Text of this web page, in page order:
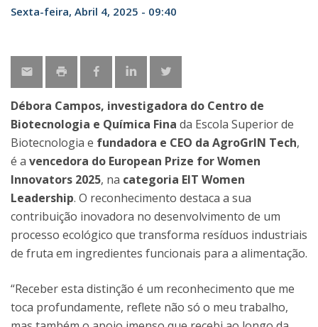
Sexta-feira, Abril 4, 2025 - 09:40
Débora Campos, investigadora do Centro de
Biotecnologia e Química Fina da Escola Superior de
Biotecnologia e fundadora e CEO da AgroGrIN Tech,
é a vencedora do European Prize for Women
Innovators 2025, na categoria EIT Women
Leadership. O reconhecimento destaca a sua
contribuição inovadora no desenvolvimento de um
processo ecológico que transforma resíduos industriais
de fruta em ingredientes funcionais para a alimentação.
“Receber esta distinção é um reconhecimento que me
toca profundamente, reflete não só o meu trabalho,